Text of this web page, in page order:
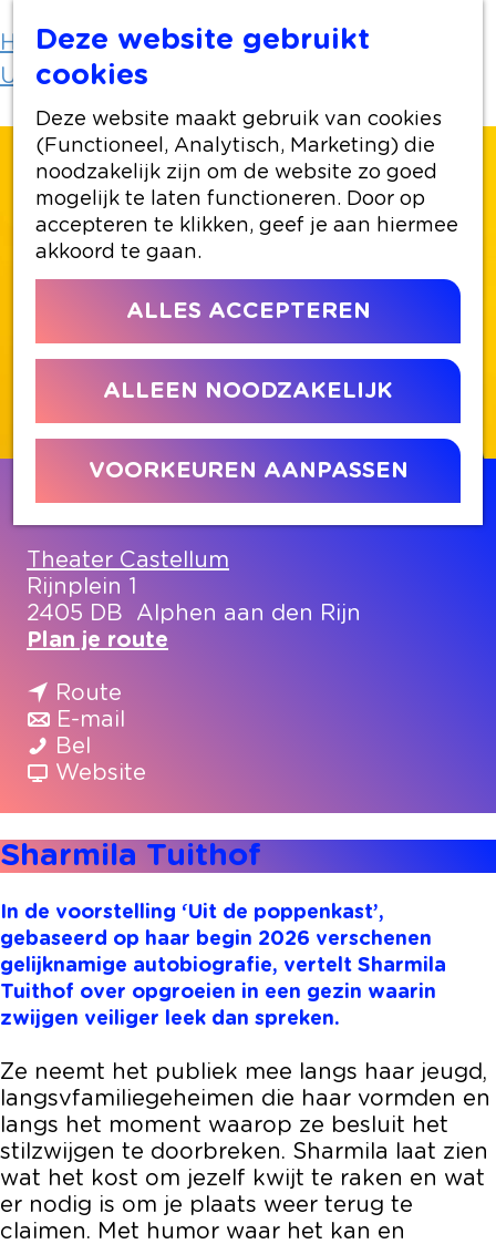
Deze website gebruikt
cookies
Deze website maakt gebruik van cookies
(Functioneel, Analytisch, Marketing) die
noodzakelijk zijn om de website zo goed
mogelijk te laten functioneren. Door op
accepteren te klikken, geef je aan hiermee
akkoord te gaan.
ALLES ACCEPTEREN
ALLEEN NOODZAKELIJK
VOORKEUREN AANPASSEN
Home
Uit-agenda
Uit-agenda overzicht
Contact
Theater Castellum
Rijnplein 1
2405 DB
Alphen aan den Rijn
Plan je route
m
i
l
a
T
u
i
h
o
f
Route
r
a
r
m
i
l
a
T
i
t
h
o
f
E-mail
a
h
a
r
m
i
l
a
u
i
t
h
o
f
Bel
h
m
i
l
a
T
u
i
h
o
f
Website
S
h
a
r
m
i
l
T
u
i
t
h
o
f
Sharmila Tuithof
In de voorstelling ‘Uit de poppenkast’,
gebaseerd op haar begin 2026 verschenen
gelijknamige autobiografie, vertelt Sharmila
Tuithof over opgroeien in een gezin waarin
zwijgen veiliger leek dan spreken.
Ze neemt het publiek mee langs haar jeugd,
langsvfamiliegeheimen die haar vormden en
langs het moment waarop ze besluit het
stilzwijgen te doorbreken. Sharmila laat zien
wat het kost om jezelf kwijt te raken en wat
er nodig is om je plaats weer terug te
claimen. Met humor waar het kan en